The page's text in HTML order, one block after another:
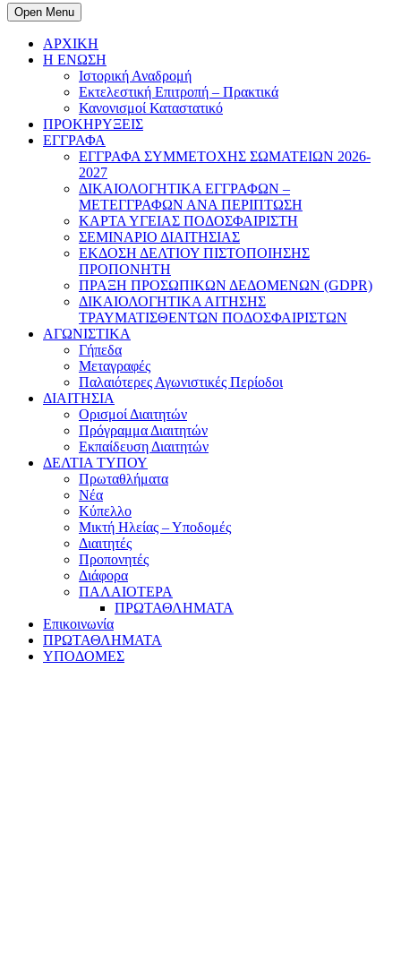
Open Menu
ΑΡΧΙΚΗ
Η ΕΝΩΣΗ
Ιστορική Αναδρομή
Εκτελεστική Επιτροπή – Πρακτικά
Κανονισμοί Καταστατικό
ΠΡΟΚΗΡΥΞΕΙΣ
ΕΓΓΡΑΦΑ
ΕΓΓΡΑΦΑ ΣΥΜΜΕΤΟΧΗΣ ΣΩΜΑΤΕΙΩΝ 2026-
2027
ΔΙΚΑΙΟΛΟΓΗΤΙΚΑ ΕΓΓΡΑΦΩΝ –
ΜΕΤΕΓΓΡΑΦΩΝ ΑΝΑ ΠΕΡΙΠΤΩΣΗ
ΚΑΡΤΑ ΥΓΕΙΑΣ ΠΟΔΟΣΦΑΙΡΙΣΤΗ
ΣΕΜΙΝΑΡΙΟ ΔΙΑΙΤΗΣΙΑΣ
ΕΚΔΟΣΗ ΔΕΛΤΙΟΥ ΠΙΣΤΟΠΟΙΗΣΗΣ
ΠΡΟΠΟΝΗΤΗ
ΠΡΑΞΗ ΠΡΟΣΩΠΙΚΩΝ ΔΕΔΟΜΕΝΩΝ (GDPR)
ΔΙΚΑΙΟΛΟΓΗΤΙΚΑ ΑΙΤΗΣΗΣ
ΤΡΑΥΜΑΤΙΣΘΕΝΤΩΝ ΠΟΔΟΣΦΑΙΡΙΣΤΩΝ
ΑΓΩΝΙΣΤΙΚΑ
Γήπεδα
Μεταγραφές
Παλαιότερες Αγωνιστικές Περίοδοι
ΔΙΑΙΤΗΣΙΑ
Ορισμοί Διαιτητών
Πρόγραμμα Διαιτητών
Εκπαίδευση Διαιτητών
ΔΕΛΤΙΑ ΤΥΠΟΥ
Πρωταθλήματα
Νέα
Κύπελλο
Μικτή Ηλείας – Υποδομές
Διαιτητές
Προπονητές
Διάφορα
ΠΑΛΑΙΟΤΕΡΑ
ΠΡΩΤΑΘΛΗΜΑΤΑ
Επικοινωνία
ΠΡΩΤΑΘΛΗΜΑΤΑ
ΥΠΟΔΟΜΕΣ